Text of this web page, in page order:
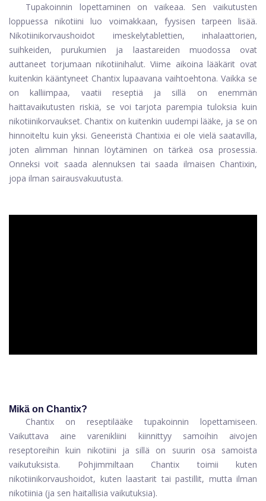
Tupakoinnin lopettaminen on vaikeaa. Sen vaikutusten
loppuessa nikotiini luo voimakkaan, fyysisen tarpeen lisää.
Nikotiinikorvaushoidot imeskelytablettien, inhalaattorien,
suihkeiden, purukumien ja laastareiden muodossa ovat
auttaneet torjumaan nikotiinihalut. Viime aikoina lääkärit ovat
kuitenkin kääntyneet Chantix lupaavana vaihtoehtona. Vaikka se
on kalliimpaa, vaatii reseptiä ja sillä on enemmän
haittavaikutusten riskiä, ​​se voi tarjota parempia tuloksia kuin
nikotiinikorvaukset. Chantix on kuitenkin uudempi lääke, ja se on
hinnoiteltu kuin yksi. Geneeristä Chantixia ei ole vielä saatavilla,
joten alimman hinnan löytäminen on tärkeä osa prosessia.
Onneksi voit saada alennuksen tai saada ilmaisen Chantixin,
jopa ilman sairausvakuutusta.
Mikä on Chantix?
Chantix on reseptilääke tupakoinnin lopettamiseen.
Vaikuttava aine varenikliini kiinnittyy samoihin aivojen
reseptoreihin kuin nikotiini ja sillä on suurin osa samoista
vaikutuksista. Pohjimmiltaan Chantix toimii kuten
nikotiinikorvaushoidot, kuten laastarit tai pastillit, mutta ilman
nikotiinia (ja sen haitallisia vaikutuksia).